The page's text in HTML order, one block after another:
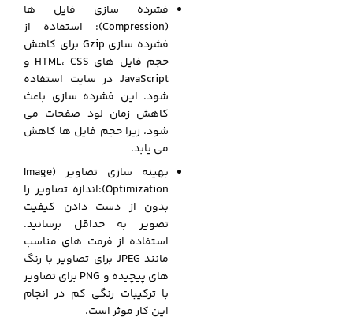
فشرده سازی فایل ها
(Compression): استفاده از
فشرده سازی Gzip برای کاهش
حجم فایل های HTML، CSS و
JavaScript در سایت استفاده
شود. این فشرده سازی باعث
کاهش زمان لود صفحات می
شود، زیرا حجم فایل ها کاهش
می یابد.
بهینه سازی تصاویر (Image
Optimization):اندازه تصاویر را
بدون از دست دادن کیفیت
تصویر به حداقل برسانید.
استفاده از فرمت های مناسب
مانند JPEG برای تصاویر با رنگ
های پیچیده و PNG برای تصاویر
با ترکیبات رنگی کم در انجام
این کار موثر است.